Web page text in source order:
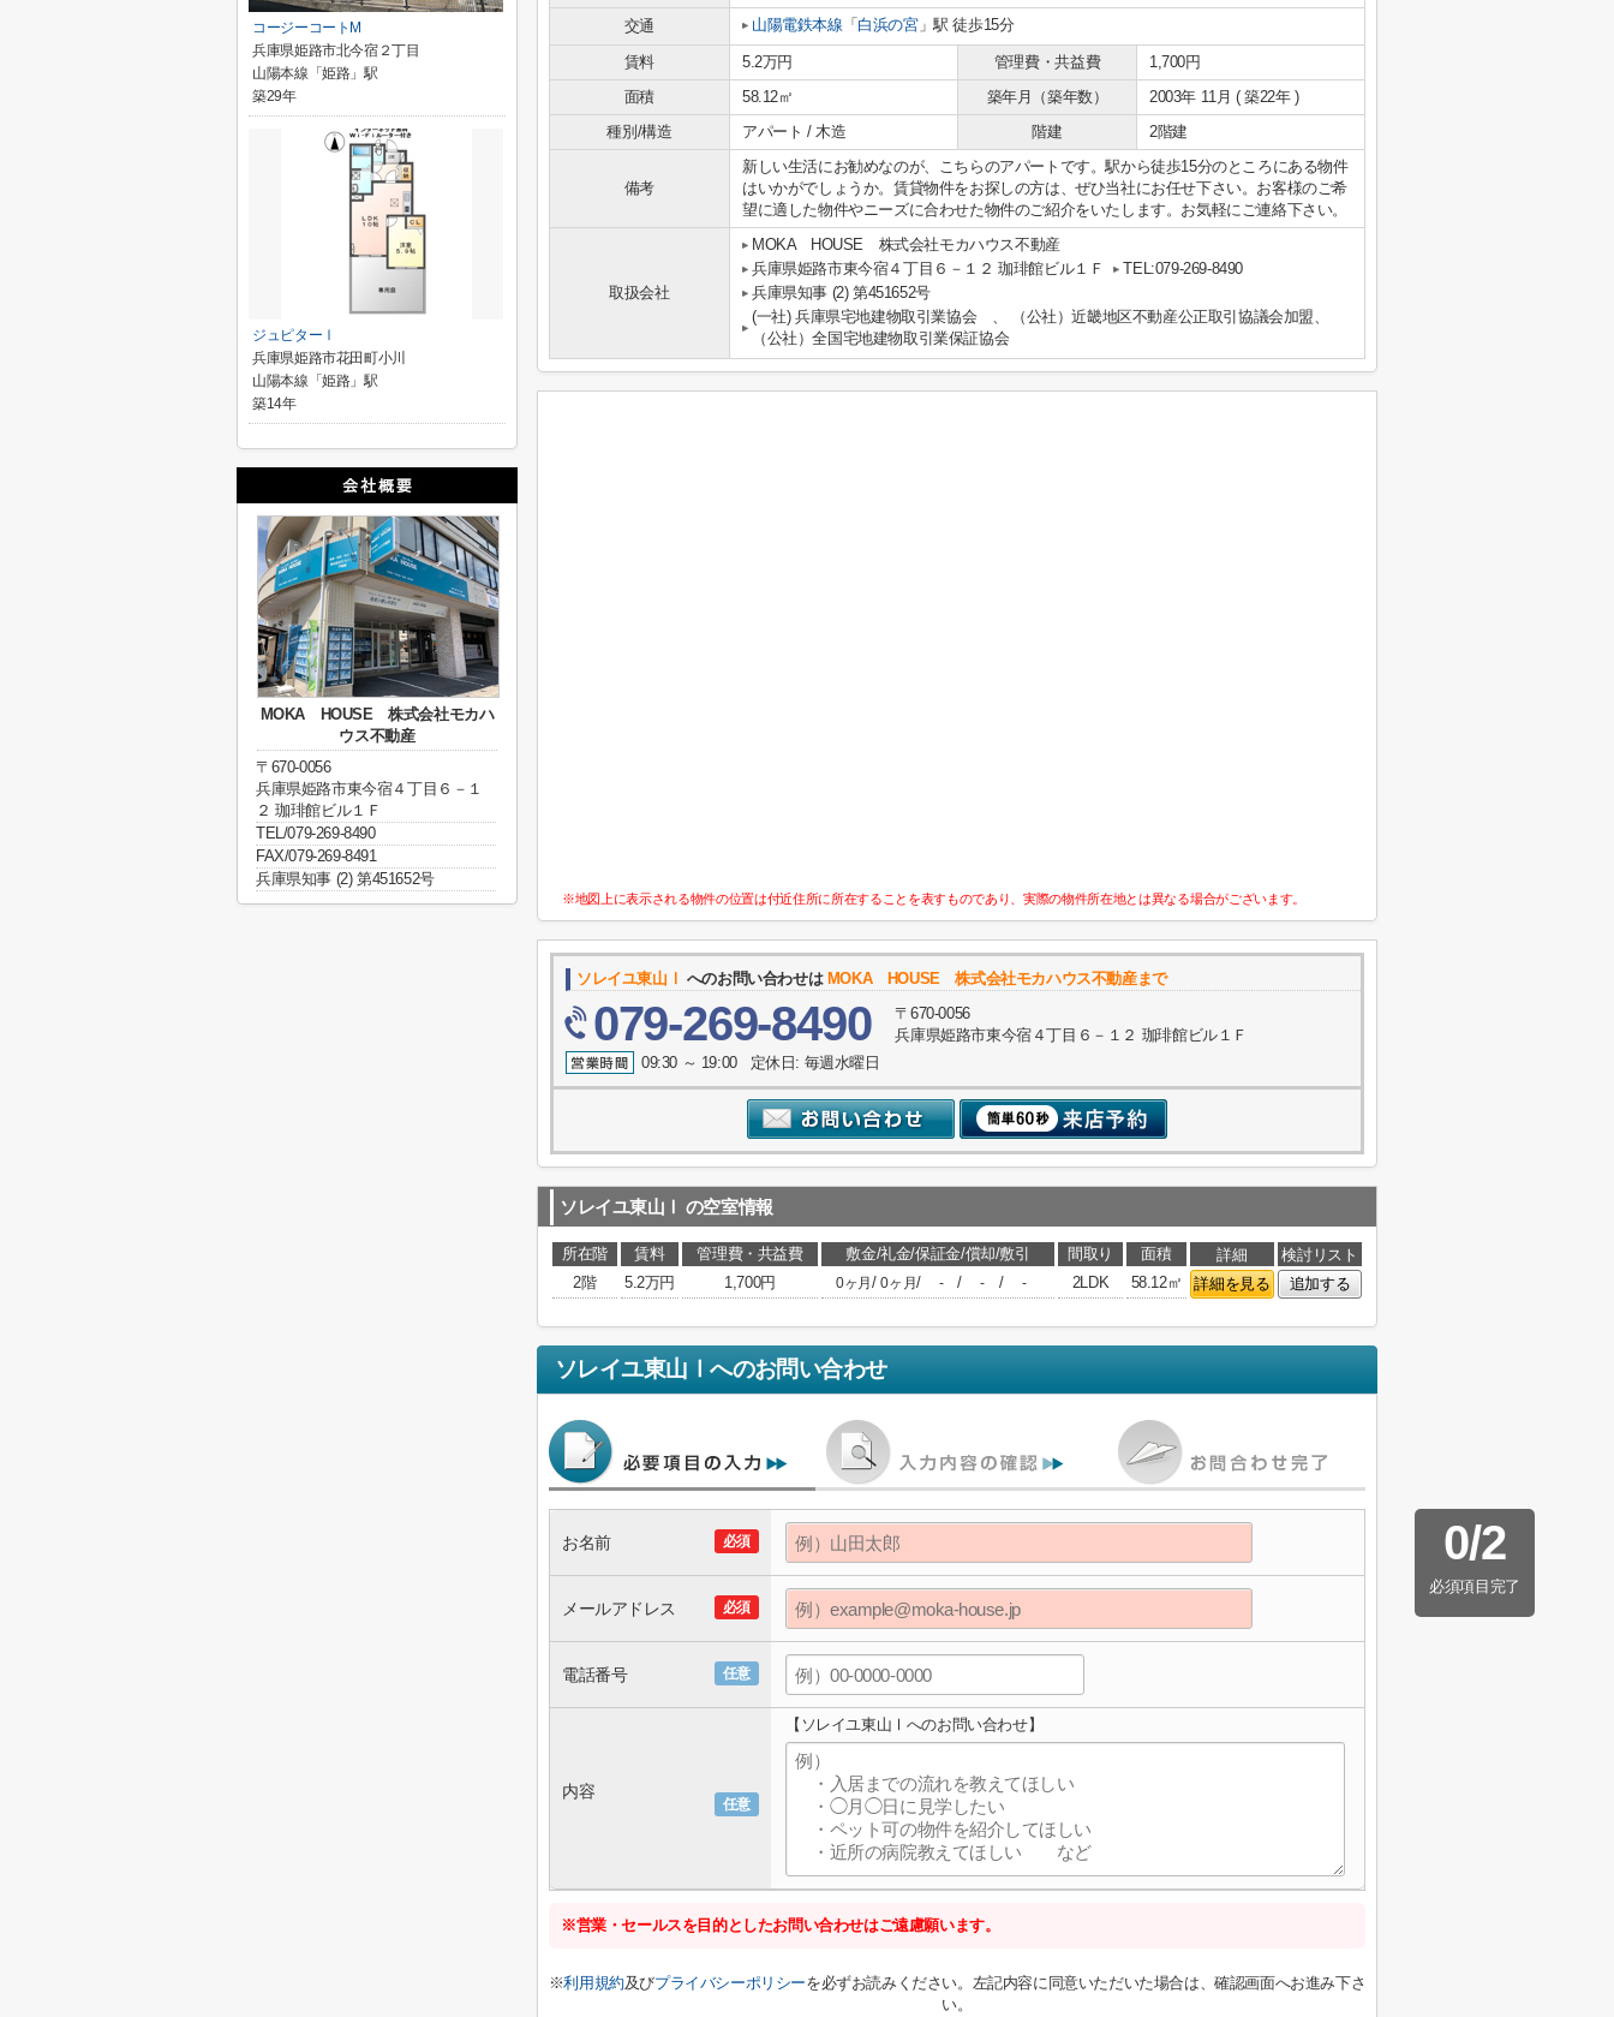
交通
山陽電鉄本線 「 白浜の宮」駅 徒歩15分
賃料 5.2万円 管理費・共益費
1,700円
面積
58.12㎡ 築年月（築年数）
2003年 11月 ( 築22年 )
種別/構造
アパート / 木造 階建 2階建
備考
新しい生活にお勧めなのが、こちらのアパートです。駅から徒歩15分のところにある物件
はいかがでしょうか。賃貸物件をお探しの方は、ぜひ当社にお任せ下さい。お客様のご希
望に適した物件やニーズに合わせた物件のご紹介をいたします。お気軽にご連絡下さい。
取扱会社
MOKA HOUSE 株式会社モカハウス不動産
兵庫県姫路市東今宿４丁目６－１２ 珈琲館ビル１Ｆ
TEL:079-269-8490
兵庫県知事 (2) 第451652号
(一社) 兵庫県宅地建物取引業協会 、 （公社）近畿地区不動産公正取引協議会加盟、
（公社）全国宅地建物取引業保証協会
※地図上に表示される物件の位置は付近住所に所在することを表すものであり、実際の物件所在地とは異なる場合がございます。
ソレイユ東山Ⅰ へのお問い合わせは MOKA HOUSE 株式会社モカハウス不動産まで
079-269-8490
〒670-0056
兵庫県姫路市東今宿４丁目６－１２ 珈琲館ビル１Ｆ
09:30 ～ 19:00 定休日: 毎週水曜日
ソレイユ東山Ⅰ の空室情報
所在階 賃料 管理費・共益費 敷金/礼金/保証金/償却/敷引 間取り 面積 詳細
検討リスト
2階
5.2万円 1,700円 0ヶ月/0ヶ月/ - / - / - 2LDK 58.12㎡ 詳細を見る 追加する
ソレイユ東山Ⅰへのお問い合わせ
0/2
必須項目完了
必須
お名前
必須
メールアドレス
任意
電話番号
任意
内容
【ソレイユ東山Ⅰへのお問い合わせ】
※営業・セールスを目的としたお問い合わせはご遠慮願います。
※利用規約及びプライバシーポリシーを必ずお読みください。左記内容に同意いただいた場合は、確認画面へお進み下さ
い。
コージーコートM
兵庫県姫路市北今宿２丁目
山陽本線「姫路」駅
築29年
ジュピターⅠ
兵庫県姫路市花田町小川
山陽本線「姫路」駅
築14年
MOKA HOUSE 株式会社モカハ
ウス不動産
〒670-0056
兵庫県姫路市東今宿４丁目６－１
２ 珈琲館ビル１Ｆ
TEL/079-269-8490
FAX/079-269-8491
兵庫県知事 (2) 第451652号